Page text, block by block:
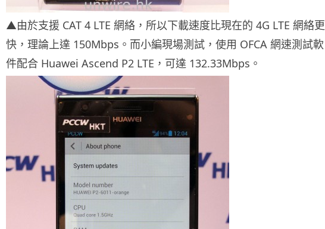
▲由於支援 CAT 4 LTE 網絡，所以下載速度比現在的 4G LTE 網絡更
快，理論上達 150Mbps。而小編現場測試，使用 OFCA 網速測試軟
件配合 Huawei Ascend P2 LTE，可達 132.33Mbps。